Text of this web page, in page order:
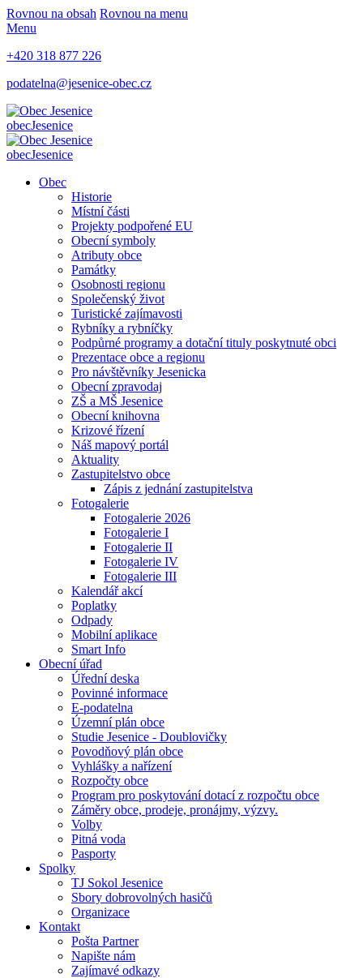
Rovnou na obsah Rovnou na menu
Menu
+420 318 877 226
podatelna@jesenice-obec.cz
obecJesenice
obecJesenice
Obec
Historie
Místní části
Projekty podpořené EU
Obecní symboly
Atributy obce
Památky
Osobnosti regionu
Společenský život
Turistické zajímavosti
Rybníky a rybníčky
Podpůrné programy a dotační tituly poskytnuté obci
Prezentace obce a regionu
Pro návštěvníky Jesenicka
Obecní zpravodaj
ZŠ a MŠ Jesenice
Obecní knihovna
Krizové řízení
Náš mapový portál
Aktuality
Zastupitelstvo obce
Zápis z jednání zastupitelstva
Fotogalerie
Fotogalerie 2026
Fotogalerie I
Fotogalerie II
Fotogalerie IV
Fotogalerie III
Kalendář akcí
Poplatky
Odpady
Mobilní aplikace
Smart Info
Obecní úřad
Úřední deska
Povinné informace
E-podatelna
Územní plán obce
Studie Jesenice - Doublovičky
Povodňový plán obce
Vyhlášky a nařízení
Rozpočty obce
Program pro poskytování dotací z rozpočtu obce
Záměry obce, prodeje, pronájmy, výzvy.
Volby
Pitná voda
Pasporty
Spolky
TJ Sokol Jesenice
Sbory dobrovolných hasičů
Organizace
Kontakt
Pošta Partner
Napište nám
Zajímavé odkazy